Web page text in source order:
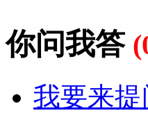
你问我答
我要来